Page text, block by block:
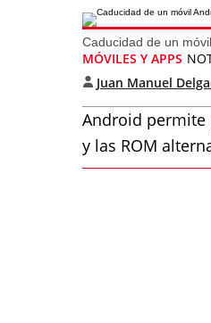
Caducidad de un
MÓVILES Y APPS
Juan Manuel
Android permite
y las ROM